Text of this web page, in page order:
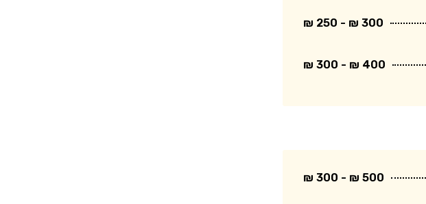
300 ₪ - 250 ₪
400 ₪ - 300 ₪
500 ₪ - 300 ₪